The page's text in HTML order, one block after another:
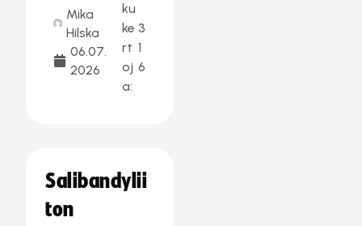
Mika
Hilska
06.07.
2026
ku
ke
rt
oj
a:
3
1
6
Salibandylii
ton